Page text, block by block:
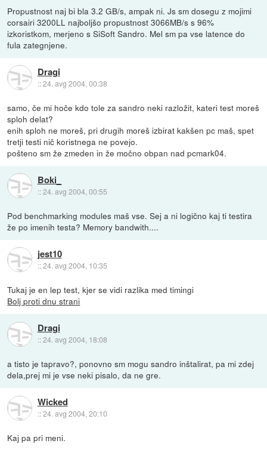
Propustnost naj bi bla 3.2 GB/s, ampak ni. Js sm dosegu z mojimi
corsairi 3200LL najboljšo propustnost 3066MB/s s 96%
izkoristkom, merjeno s SiSoft Sandro. Mel sm pa vse latence do
fula zategnjene.
Dragi
::24. avg 2004, 00:38
samo, če mi hoče kdo tole za sandro neki razložit, kateri test moreš
sploh delat?
enih sploh ne moreš, pri drugih moreš izbirat kakšen pc maš, spet
tretji testi nič koristnega ne povejo.
pošteno sm že zmeden in že močno obpan nad pcmark04.
Boki_
::24. avg 2004, 00:55
Pod benchmarking modules maš vse. Sej a ni logično kaj ti testira
že po imenih testa? Memory bandwith....
jest10
::24. avg 2004, 10:35
Tukaj je en lep test, kjer se vidi razlika med timingi
Bolj proti dnu strani
Dragi
::24. avg 2004, 18:08
a tisto je tapravo?, ponovno sm mogu sandro inštalirat, pa mi zdej
dela,prej mi je vse neki pisalo, da ne gre.
Wicked
::24. avg 2004, 20:10
Kaj pa pri meni.